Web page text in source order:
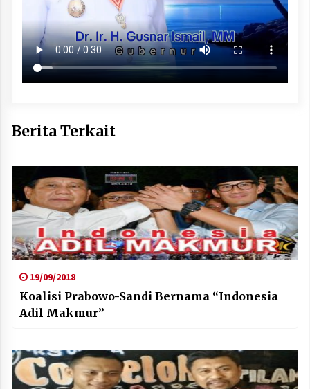
Berita Terkait
19/09/2018
Koalisi Prabowo-Sandi Bernama “Indonesia
Adil Makmur”